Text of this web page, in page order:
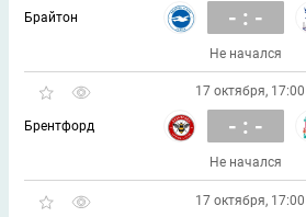
Брайтон - : -
Не начался
17 октября, 17:00
Брентфорд - : -
Не начался
17 октября, 17:00